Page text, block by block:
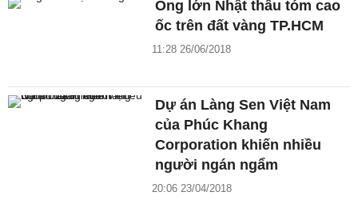
Ông lớn Nhật thâu tóm cao
ốc trên đất vàng TP.HCM
11:28 26/06/2018
Dự án Làng Sen Việt Nam
của Phúc Khang
Corporation khiến nhiều
người ngán ngẩm
20:06 23/04/2018